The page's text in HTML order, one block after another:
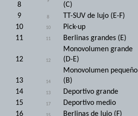
8
(C)
9
8 TT-SUV de lujo (E-F)
10
10 Pick-up
11
11 Berlinas grandes (E)
12 12
Monovolumen grande
(D-E)
13 14
Monovolumen pequeño
(B)
14
13 Deportivo grande
15
17 Deportivo medio
16
Berlinas de lujo (F)